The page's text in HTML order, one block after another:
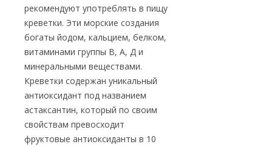
рекомендуют употреблять в пищу
креветки. Эти морские создания
богаты йодом, кальцием, белком,
витаминами группы В, А, Д и
минеральными веществами.
Креветки содержан уникальный
антиоксидант под названием
астаксантин, который по своим
свойствам превосходит
фруктовые антиоксиданты в 10